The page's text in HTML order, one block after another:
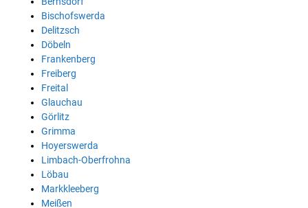
Bischofswerda
Delitzsch
Döbeln
Frankenberg
Freiberg
Freital
Glauchau
Görlitz
Grimma
Hoyerswerda
Limbach-Oberfrohna
Löbau
Markkleeberg
Meißen